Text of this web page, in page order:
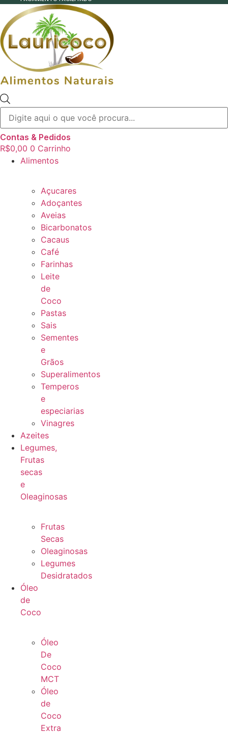
produtos
Contas & Pedidos
R$0,00 0 Carrinho
Alimentos
Açucares
Adoçantes
Aveias
Bicarbonatos
Cacaus
Café
Farinhas
Leite
de
Coco
Pastas
Sais
Sementes
e
Grãos
Superalimentos
Temperos
e
especiarias
Vinagres
Azeites
Legumes,
Frutas
secas
e
Oleaginosas
Frutas
Secas
Oleaginosas
Legumes
Desidratados
Óleo
de
Coco
Óleo
De
Coco
MCT
Óleo
de
Coco
Extra